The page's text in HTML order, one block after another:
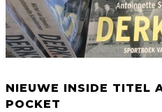
NIEUWE INSIDE TITEL
POCKET